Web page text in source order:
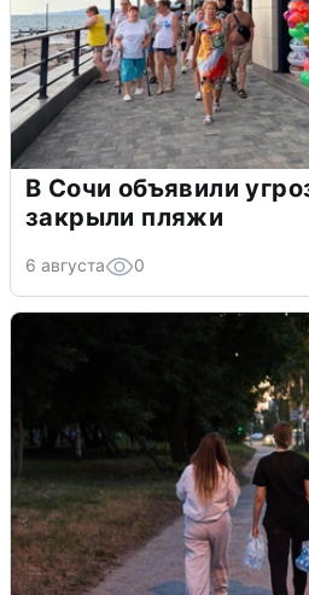
В Сочи объявили
закрыли пляжи
6 августа 0